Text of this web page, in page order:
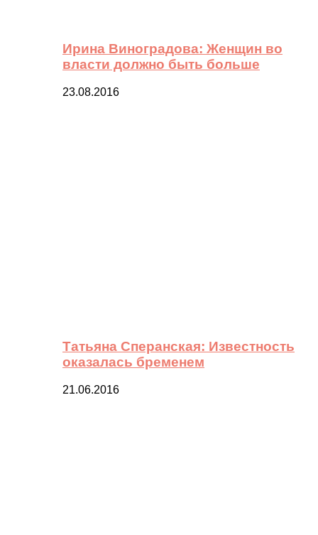
Ирина Виноградова: Женщин во
власти должно быть больше
23.08.2016
Татьяна Сперанская: Известность
оказалась бременем
21.06.2016